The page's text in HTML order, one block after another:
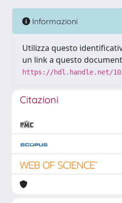
Informazioni
Utilizza questo
un link a questo
https://hdl.handle.net/
Citazioni